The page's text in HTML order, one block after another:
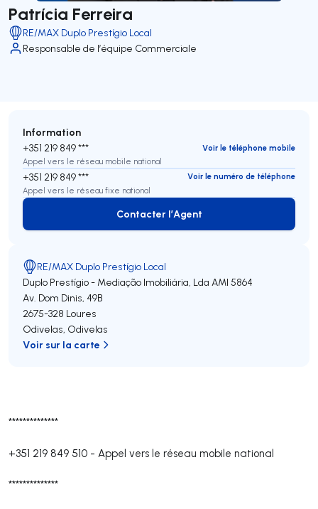
Patrícia Ferreira
RE/MAX Duplo Prestígio Local
Responsable de l’équipe Commerciale
**************
+351 219 849 510 - Appel vers le réseau mobile national
**************
Information
+351 219 849 ***
Voir le téléphone mobile
Appel vers le réseau mobile national
+351 219 849 ***
Voir le numéro de téléphone
Appel vers le réseau fixe national
Contacter l’Agent
Contacter l’Agent
RE/MAX Duplo Prestígio Local
Duplo Prestígio - Mediação Imobiliária, Lda AMI 5864
Av. Dom Dinis, 49B
2675-328 Loures
Odivelas, Odivelas
Voir sur la carte